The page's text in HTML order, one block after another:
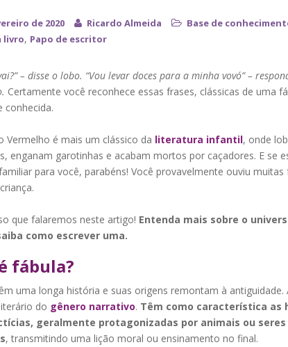
de 2020 Ricardo Almeida Base de
livro, Papo de escritor
– disse o lobo. “Vou levar doces para a minha vovó” –
Certamente você reconhece essas frases, clássicas de uma
conhecida.
Vermelho é mais um clássico da literatura infantil, onde
enganam garotinhas e acabam mortos por caçadores. E se
para você, parabéns! Você provavelmente ouviu muitas
que falaremos neste artigo! Entenda mais sobre o
como escrever uma.
fábula?
uma longa história e suas origens remontam à antiguidade.
do gênero narrativo. Têm como característica as
geralmente protagonizadas por animais ou seres
, transmitindo uma lição moral ou ensinamento no final.